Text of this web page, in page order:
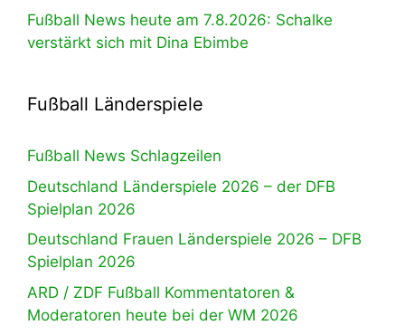
Fußball News heute am 7.8.2026: Schalke
verstärkt sich mit Dina Ebimbe
Fußball Länderspiele
Fußball News Schlagzeilen
Deutschland Länderspiele 2026 – der DFB
Spielplan 2026
Deutschland Frauen Länderspiele 2026 – DFB
Spielplan 2026
ARD / ZDF Fußball Kommentatoren &
Moderatoren heute bei der WM 2026